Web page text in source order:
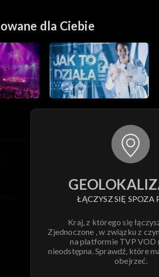
dla Ciebie
ŁĄCZYSZ SIĘ SPOZA
Kraj, z którego się
Zjednoczone , w związku z
na platformie TVP VOD
nieodstępna. Sprawdź, które
obejrzeć.